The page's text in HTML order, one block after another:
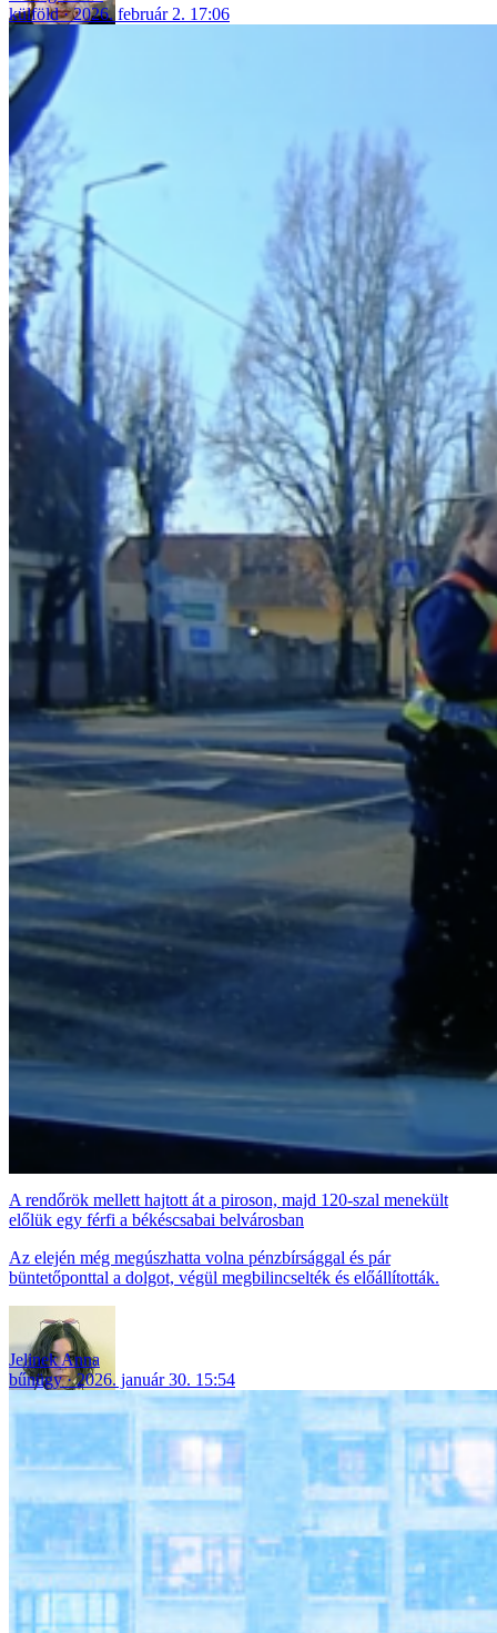
külföld
2026. február 2. 17:06
A rendőrök mellett hajtott át a piroson, majd 120-szal menekült
előlük egy férfi a békéscsabai belvárosban
Az elején még megúszhatta volna pénzbírsággal és pár
büntetőponttal a dolgot, végül megbilincselték és előállították.
Jelinek Anna
bűnügy
2026. január 30. 15:54